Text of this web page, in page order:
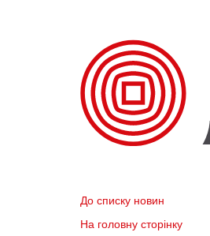
До списку новин
На головну сторінку